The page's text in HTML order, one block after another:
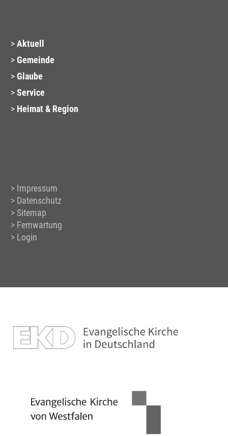
Aktuell
Gemeinde
Glaube
Service
Heimat & Region
Impressum
Datenschutz
Sitemap
Fernwartung
Login